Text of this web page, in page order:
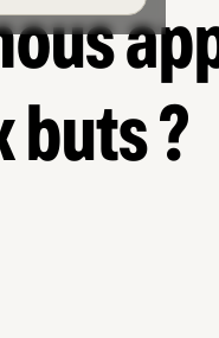
buts ?